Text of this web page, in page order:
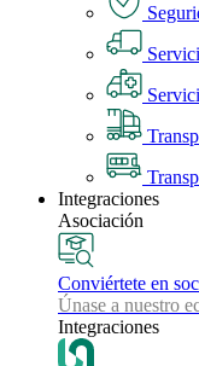
Integraciones
Asociación
Conviértete en
Únase a nuestro
Integraciones